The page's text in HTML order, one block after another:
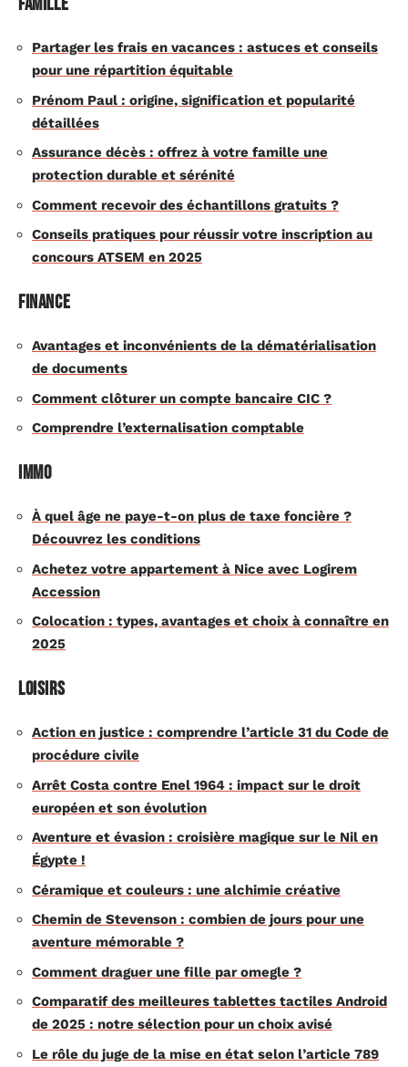
Partager les frais en vacances : astuces et conseils
pour une répartition équitable
Prénom Paul : origine, signification et popularité
détaillées
Assurance décès : offrez à votre famille une
protection durable et sérénité
Comment recevoir des échantillons gratuits ?
Conseils pratiques pour réussir votre inscription au
concours ATSEM en 2025
Finance
Avantages et inconvénients de la dématérialisation
de documents
Comment clôturer un compte bancaire CIC ?
Comprendre l’externalisation comptable
Immo
À quel âge ne paye-t-on plus de taxe foncière ?
Découvrez les conditions
Achetez votre appartement à Nice avec Logirem
Accession
Colocation : types, avantages et choix à connaître en
2025
Loisirs
Action en justice : comprendre l’article 31 du Code de
procédure civile
Arrêt Costa contre Enel 1964 : impact sur le droit
européen et son évolution
Aventure et évasion : croisière magique sur le Nil en
Égypte !
Céramique et couleurs : une alchimie créative
Chemin de Stevenson : combien de jours pour une
aventure mémorable ?
Comment draguer une fille par omegle ?
Comparatif des meilleures tablettes tactiles Android
de 2025 : notre sélection pour un choix avisé
Le rôle du juge de la mise en état selon l’article 789